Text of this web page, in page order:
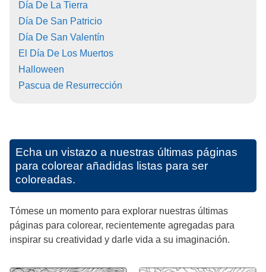
Día De La Tierra
Día De San Patricio
Día De San Valentín
El Día De Los Muertos
Halloween
Pascua de Resurrección
Echa un vistazo a nuestras últimas páginas
para colorear añadidas listas para ser
coloreadas.
Tómese un momento para explorar nuestras últimas
páginas para colorear, recientemente agregadas para
inspirar su creatividad y darle vida a su imaginación.